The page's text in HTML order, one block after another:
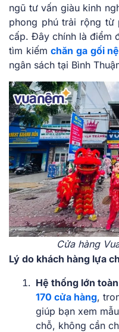
ngũ tư vấn giàu kinh
phong phú trải rộng từ
cấp. Đây chính là điểm
tìm kiếmchăn ga gối
ngân sách tại Bình
Cửa hàng
Lý do khách hàng lựa
Hệ thống lớn
170 cửa hàng,
giúp bạn xem
chỗ, không cần